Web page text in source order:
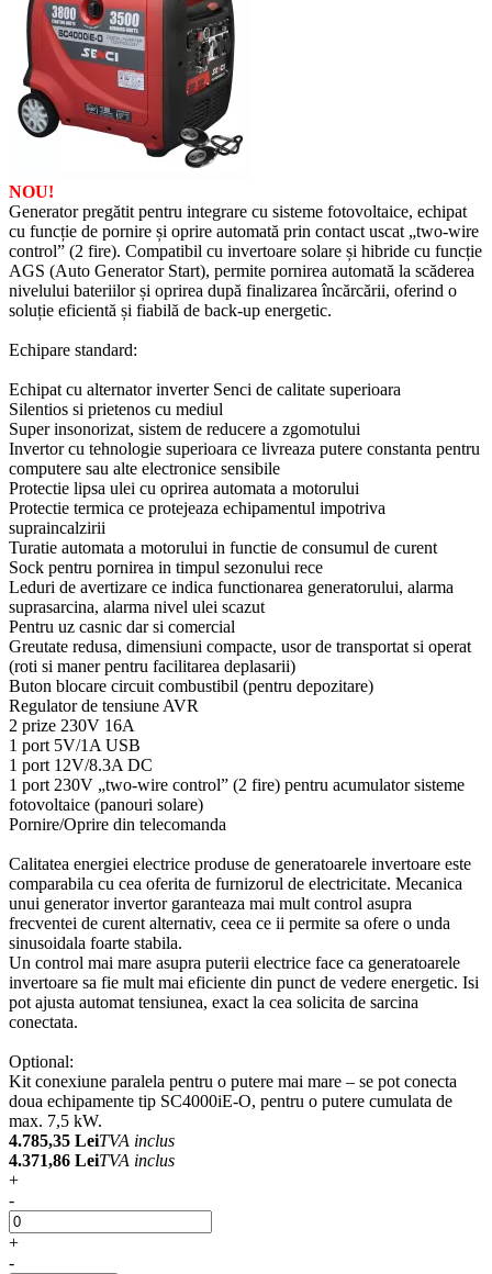
NOU!
Generator pregătit pentru integrare cu sisteme fotovoltaice, echipat
cu funcție de pornire și oprire automată prin contact uscat „two-wire
control” (2 fire). Compatibil cu invertoare solare și hibride cu funcție
AGS (Auto Generator Start), permite pornirea automată la scăderea
nivelului bateriilor și oprirea după finalizarea încărcării, oferind o
soluție eficientă și fiabilă de back-up energetic.
Echipare standard:
Echipat cu alternator inverter Senci de calitate superioara
Silentios si prietenos cu mediul
Super insonorizat, sistem de reducere a zgomotului
Invertor cu tehnologie superioara ce livreaza putere constanta pentru
computere sau alte electronice sensibile
Protectie lipsa ulei cu oprirea automata a motorului
Protectie termica ce protejeaza echipamentul impotriva
supraincalzirii
Turatie automata a motorului in functie de consumul de curent
Sock pentru pornirea in timpul sezonului rece
Leduri de avertizare ce indica functionarea generatorului, alarma
suprasarcina, alarma nivel ulei scazut
Pentru uz casnic dar si comercial
Greutate redusa, dimensiuni compacte, usor de transportat si operat
(roti si maner pentru facilitarea deplasarii)
Buton blocare circuit combustibil (pentru depozitare)
Regulator de tensiune AVR
2 prize 230V 16A
1 port 5V/1A USB
1 port 12V/8.3A DC
1 port 230V „two-wire control” (2 fire) pentru acumulator sisteme
fotovoltaice (panouri solare)
Pornire/Oprire din telecomanda
Calitatea energiei electrice produse de generatoarele invertoare este
comparabila cu cea oferita de furnizorul de electricitate. Mecanica
unui generator invertor garanteaza mai mult control asupra
frecventei de curent alternativ, ceea ce ii permite sa ofere o unda
sinusoidala foarte stabila.
Un control mai mare asupra puterii electrice face ca generatoarele
invertoare sa fie mult mai eficiente din punct de vedere energetic. Isi
pot ajusta automat tensiunea, exact la cea solicita de sarcina
conectata.
Optional:
Kit conexiune paralela pentru o putere mai mare – se pot conecta
doua echipamente tip SC4000iE-O, pentru o putere cumulata de
max. 7,5 kW.
4.785,35 LeiTVA inclus
4.371,86 LeiTVA inclus
+
-
+
-